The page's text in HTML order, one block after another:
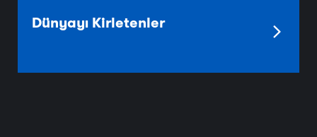
Dünyayı Kirletenler